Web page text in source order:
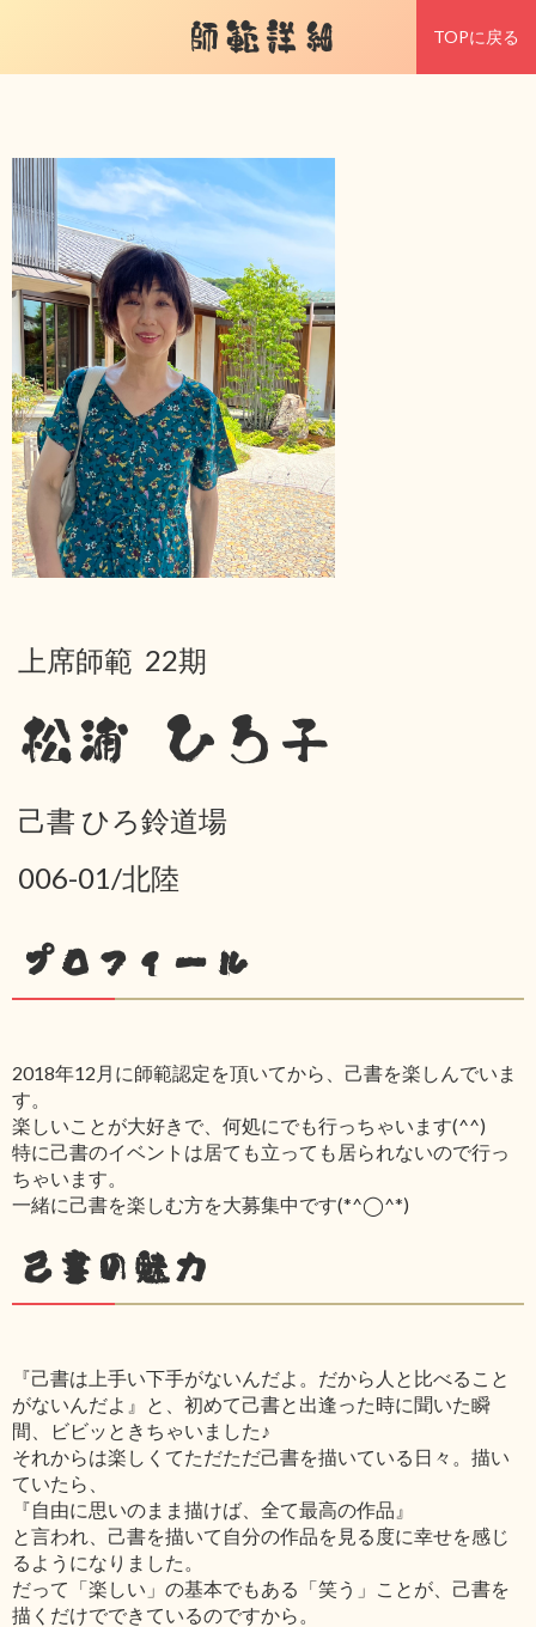
師範詳細 TOPに戻る
上席師範 22期
松浦 ひろ子
己書 ひろ鈴道場
006-01/北陸
プロフィール
2018年12月に師範認定を頂いてから、己書を楽しんでいま
す。
楽しいことが大好きで、何処にでも行っちゃいます(^^)
特に己書のイベントは居ても立っても居られないので行っ
ちゃいます。
一緒に己書を楽しむ方を大募集中です(*^◯^*)
己書の魅力
『己書は上手い下手がないんだよ。だから人と比べること
がないんだよ』と、初めて己書と出逢った時に聞いた瞬
間、ビビッときちゃいました♪
それからは楽しくてただただ己書を描いている日々。描い
ていたら、
『自由に思いのまま描けば、全て最高の作品』
と言われ、己書を描いて自分の作品を見る度に幸せを感じ
るようになりました。
だって「楽しい」の基本でもある「笑う」ことが、己書を
描くだけでできているのですから。